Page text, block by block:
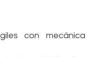
con mecánica